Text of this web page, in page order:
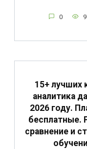
0
15+ лучших
аналитика
2026 году.
бесплатные.
сравнение и